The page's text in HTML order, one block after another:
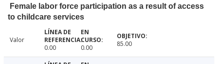
Female labor force participation as a result of access
to childcare services
Valor
0.00
0.00 85.00